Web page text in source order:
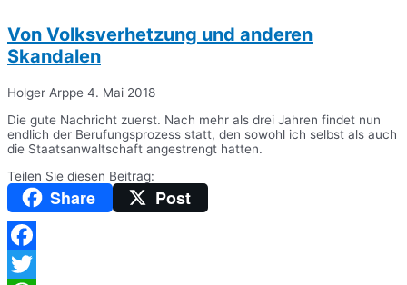
Von Volksverhetzung und anderen
Skandalen
Holger Arppe 4. Mai 2018
Die gute Nachricht zuerst. Nach mehr als drei Jahren findet nun
endlich der Berufungsprozess statt, den sowohl ich selbst als auch
die Staatsanwaltschaft angestrengt hatten.
Teilen Sie diesen Beitrag:
Share Post
Facebook